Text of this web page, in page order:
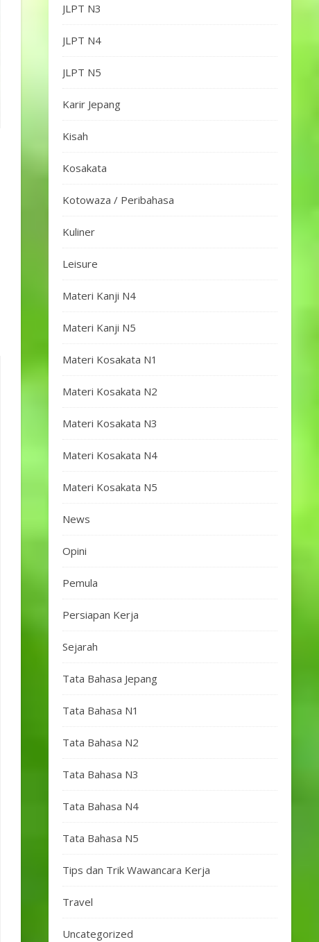
JLPT N3
JLPT N4
JLPT N5
Karir Jepang
Kisah
Kosakata
Kotowaza / Peribahasa
Kuliner
Leisure
Materi Kanji N4
Materi Kanji N5
Materi Kosakata N1
Materi Kosakata N2
Materi Kosakata N3
Materi Kosakata N4
Materi Kosakata N5
News
Opini
Pemula
Persiapan Kerja
Sejarah
Tata Bahasa Jepang
Tata Bahasa N1
Tata Bahasa N2
Tata Bahasa N3
Tata Bahasa N4
Tata Bahasa N5
Tips dan Trik Wawancara Kerja
Travel
Uncategorized